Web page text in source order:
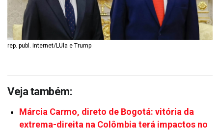
rep. publ. internet/LUla e Trump
Veja também:
Márcia Carmo, direto de Bogotá: vitória da
extrema-direita na Colômbia terá impactos no